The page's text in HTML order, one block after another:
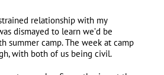
relationship with my
dismayed to learn we’d be
summer camp. The week at camp
with both of us being civil.